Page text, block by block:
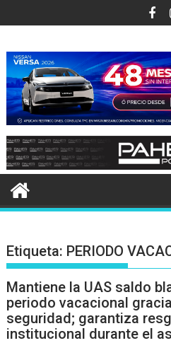
al
Etiqueta: PERIODO
Mantiene la UAS saldo
periodo vacacional
seguridad; garantiza
institucional durante el